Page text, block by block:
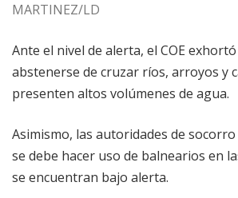
MARTINEZ/LD
Ante el nivel de alerta, el COE
abstenerse de cruzar ríos, arroyos y
presenten altos volúmenes de agua.
Asimismo, las autoridades de
se debe hacer uso de balnearios en
se encuentran bajo alerta.